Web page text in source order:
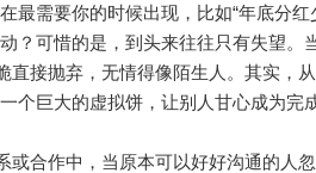
需要你的时候出现，比如“年底分红
？可惜的是，到头来往往只有失望。
直接抛弃，无情得像陌生人。其实，
个巨大的虚拟饼，让别人甘心成为完
合作中，当原本可以好好沟通的人